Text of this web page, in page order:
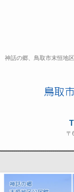
神話の郷、鳥取市末恒地
〒